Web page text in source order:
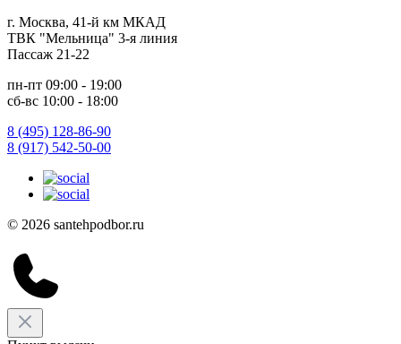
г. Москва, 41-й км МКАД
ТВК "Мельница" 3-я линия
Пассаж 21-22
пн-пт 09:00 - 19:00
сб-вс 10:00 - 18:00
8 (495) 128-86-90
8 (917) 542-50-00
© 2026 santehpodbor.ru